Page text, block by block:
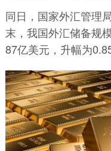
同日，国家外汇管理
末，我国外汇储备规
87亿美元，升幅为